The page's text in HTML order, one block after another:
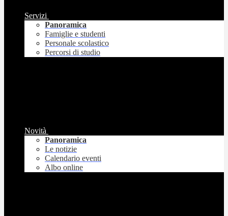
Servizi
Panoramica
Famiglie e studenti
Personale scolastico
Percorsi di studio
Novità
Panoramica
Le notizie
Calendario eventi
Albo online